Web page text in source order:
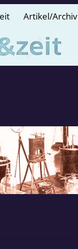
Artikel/Archiv